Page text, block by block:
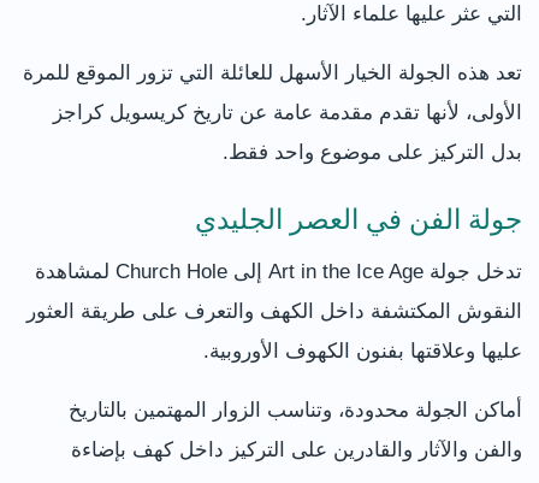
التي عثر عليها علماء الآثار.
تعد هذه الجولة الخيار الأسهل للعائلة التي تزور الموقع للمرة
الأولى، لأنها تقدم مقدمة عامة عن تاريخ كريسويل كراجز
بدل التركيز على موضوع واحد فقط.
جولة الفن في العصر الجليدي
تدخل جولة Art in the Ice Age إلى Church Hole لمشاهدة
النقوش المكتشفة داخل الكهف والتعرف على طريقة العثور
عليها وعلاقتها بفنون الكهوف الأوروبية.
أماكن الجولة محدودة، وتناسب الزوار المهتمين بالتاريخ
والفن والآثار والقادرين على التركيز داخل كهف بإضاءة